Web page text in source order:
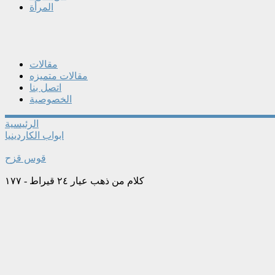
المرأة
مقالات
مقالات متميزه
اتصل بنا
الخصوصية
الرئيسية
ابواب الكاردينيا
قوس قزح
كلام من ذهب عيار ٢٤ قيراط - ١٧٧